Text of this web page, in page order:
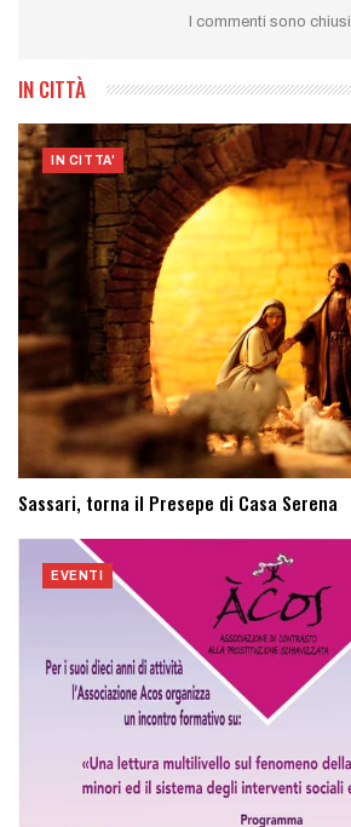
I commenti sono chiusi.
IN CITTÀ
IN CITTA'
Sassari, torna il Presepe di Casa Serena
EVENTI